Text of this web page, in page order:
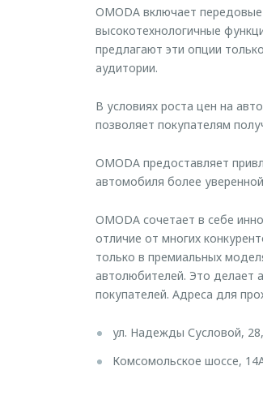
OMODA включает
высокотехнологичные
предлагают эти опции
аудитории.
В условиях роста цен на
позволяет покупателям
OMODA предоставляет
автомобиля более
OMODA сочетает в себе
отличие от многих
только в премиальных
автолюбителей. Это делает
покупателей. Адреса для
ул. Надежды Сусловой,
Комсомольское шоссе,